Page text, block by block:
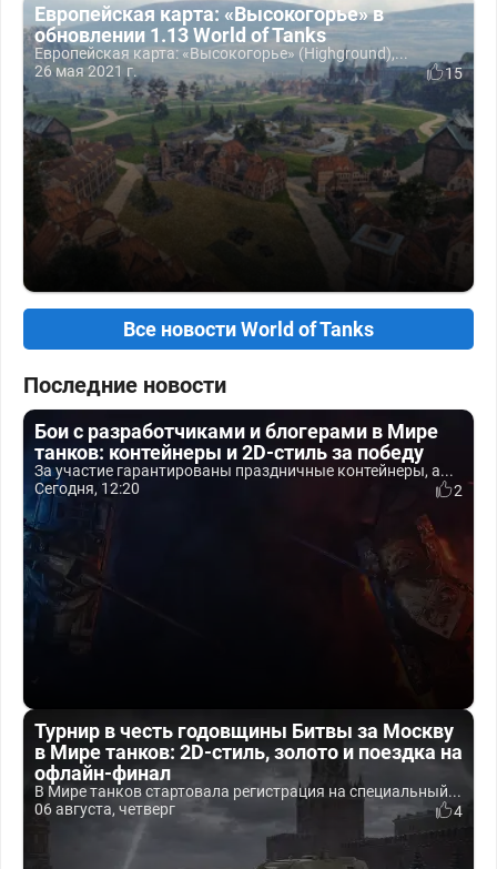
Европейская карта: «Высокогорье» в
обновлении 1.13 World of Tanks
Европейская карта: «Высокогорье» (Highground),...
26 мая 2021 г.
15
Все новости World of Tanks
Последние новости
Бои с разработчиками и блогерами в Мире
танков: контейнеры и 2D-стиль за победу
За участие гарантированы праздничные контейнеры, а...
Сегодня, 12:20
2
Турнир в честь годовщины Битвы за Москву
в Мире танков: 2D-стиль, золото и поездка на
офлайн-финал
В Мире танков стартовала регистрация на специальный...
06 августа, четверг
4